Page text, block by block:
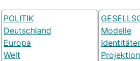
POLITIK
Deutschland
Europa
Welt
Modelle